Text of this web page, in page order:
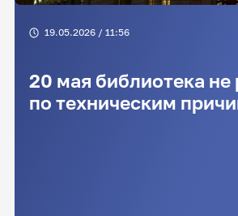
19.05.2026 / 11:56
20 мая библиотека не
по техническим